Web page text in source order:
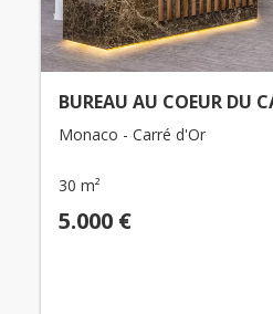
BUREAU AU COEUR DU
Monaco - Carré d'Or
30 m²
5.000 €